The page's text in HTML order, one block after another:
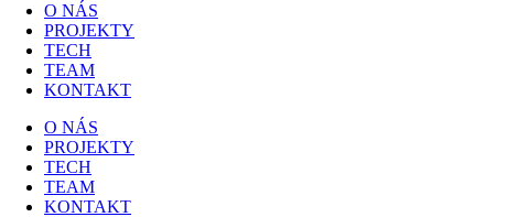
O NÁS
PROJEKTY
TECH
TEAM
KONTAKT
O NÁS
PROJEKTY
TECH
TEAM
KONTAKT